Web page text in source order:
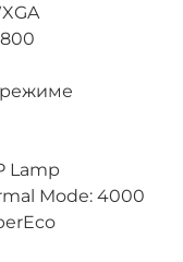
режиме
Lamp
Mode: 4000